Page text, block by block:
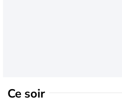
Ce soir